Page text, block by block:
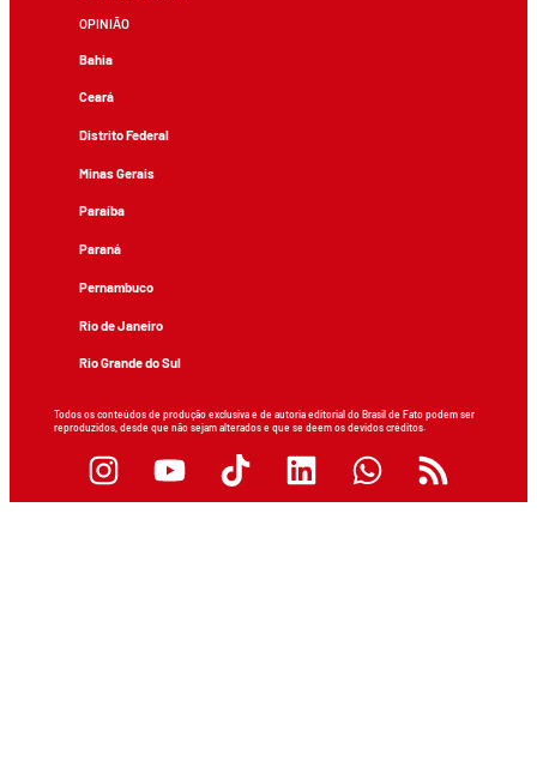
OPINIÃO
Bahia
Ceará
Distrito Federal
Minas Gerais
Paraíba
Paraná
Pernambuco
Rio de Janeiro
Rio Grande do Sul
Todos os conteúdos de produção exclusiva e de autoria editorial do Brasil de Fato podem ser
reproduzidos, desde que não sejam alterados e que se deem os devidos créditos.